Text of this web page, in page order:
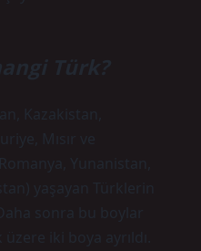
Türk?
Kazakistan,
Mısır ve
Yunanistan,
yaşayan Türklerin
sonra bu boylar
iki boya ayrıldı.